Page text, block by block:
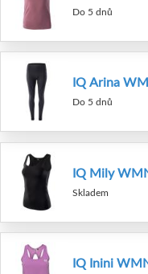
Do 5 dnů
IQ Arina
Do 5 dnů
IQ Mily
Skladem
IQ Inini